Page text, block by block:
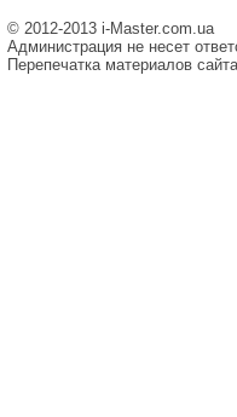
© 2012-2013 i-Master.com.ua
Администрация не несет
Перепечатка материалов